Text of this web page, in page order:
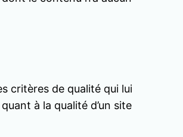
critères de qualité qui lui
à la qualité d’un site